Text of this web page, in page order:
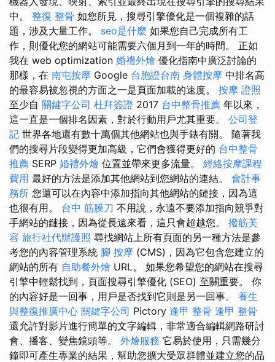
中。 整復 整骨 如您所見，搜尋引擎優化是一個複雜的話
題，涉及大量工作。 seo是什麼 如果您自己完成所有工
作，則優化您的網站可能需要六個月到一年的時間。 正如
我在 web optimization 婚禮外燴 優化指南中廣泛討論的
那樣，在 南屯按摩 Google 台胞證台南 身體按摩 中排名高
的最容易被忽視的方面之一是頁面加載的速度。 按摩 證照
至少自 關鍵字公司 杜拜簽證 2017 台中整骨推薦 年以來，
這一直是一個排名因素，對於行動用戶尤其重要。 公司登
記 世界各地還有數十萬個其他網站也與手錶有關。 隨著我
們的搜尋片段變得更加高級，它們會獲得更好的 台中整骨
推薦 SERP 婚禮外燴 位置並帶來更多流量。 經絡按摩課程
費用 最好的方法是添加其他網站到您網站的連結。 會計事
務所 您還可以在內容中添加指向其他網站的鏈接，因為這
也很有用。 台中 筋膜刀 不用說，永遠不要添加指向競爭對
手網站的鏈接，因為從長遠來看，這只會超越您。 撥筋美
容 旅行社代辦護照 尋找網站上所有頁面的另一種方法是參
考您的內容管理系統 腳 按摩 (CMS)，因為它包含您建立的
網站的所有 自助餐外燴 URL。 如果您希望您的網站在搜尋
引擎中輕鬆找到，頁面搜尋引擎優化 (SEO) 至關重要。 你
的內容好是一回事，用戶是否找到它則是另一回事。 養生
與整復推廣中心 關鍵字公司 Pictory 逢甲 整骨 逢甲 整骨
還允許對影片進行簡單的文字編輯，非常適合編輯網路研討
會、播客、變焦鏡頭等。 外燴服務 它易於使用，只需幾分
鐘即可產生專業的結果，幫助您擴大受眾群體並建立您的品